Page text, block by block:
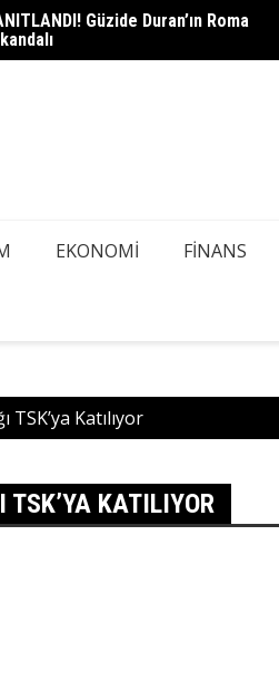
Güzide Duran’ın Roma
Savcılık Sorgusu Öncesi Gizli
Tarama
EKONOMI FINANS
TSK’ya Katılıyor
KATILIYOR